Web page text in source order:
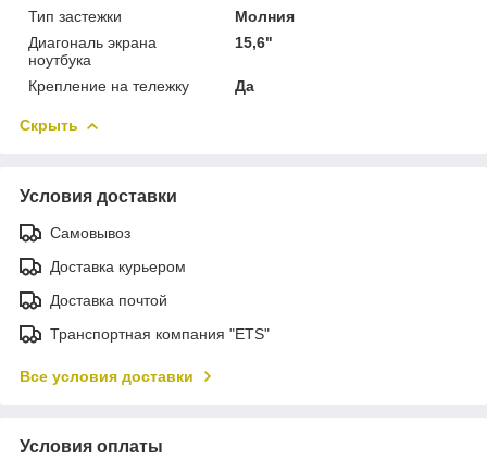
Тип застежки
Молния
Диагональ экрана
ноутбука
15,6"
Крепление на тележку Да
Скрыть
Условия доставки
Самовывоз
Доставка курьером
Доставка почтой
Транспортная компания "ETS"
Все условия доставки
Условия оплаты